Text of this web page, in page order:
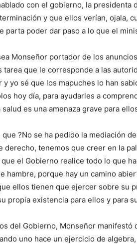
con el gobierno, la presidenta
y que ellos verían, ojala,
parta poder dar paso a lo que el
Monseñor portador de los
tarea que le corresponde a las
yo sé que los mapuches lo han
hoy día, para ayudarles a
es una amenaza grave para
que ?No se ha pedido la mediación
derecho, tenemos que creer en la
el Gobierno realice todo lo que
hambre, porque hay un camino
ellos tienen que ejercer sobre su
propia existencia para ellos y para
del Gobierno, Monseñor
uno hace un ejercicio de